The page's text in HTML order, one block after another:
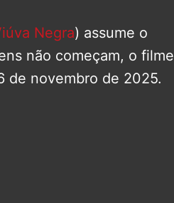
Negra) assume o
não começam, o filme
de novembro de 2025.